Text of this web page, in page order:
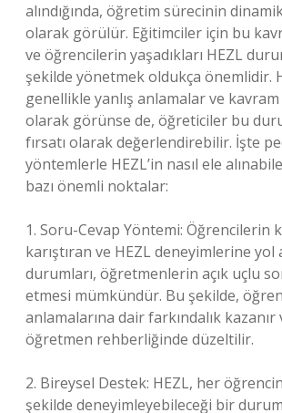
alındığında, öğretim sürecinin
olarak görülür. Eğitimciler için bu
ve öğrencilerin yaşadıkları HEZL
şekilde yönetmek oldukça önemlidir.
genellikle yanlış anlamalar ve kavram
olarak görünse de, öğreticiler bu
fırsatı olarak değerlendirebilir. İşte
yöntemlerle HEZL’in nasıl ele
bazı önemli noktalar:
1. Soru-Cevap Yöntemi: Öğrencilerin
karıştıran ve HEZL deneyimlerine yol
durumları, öğretmenlerin açık uçlu
etmesi mümkündür. Bu şekilde,
anlamalarına dair farkındalık
öğretmen rehberliğinde düzeltilir.
2. Bireysel Destek: HEZL, her
şekilde deneyimleyebileceği bir